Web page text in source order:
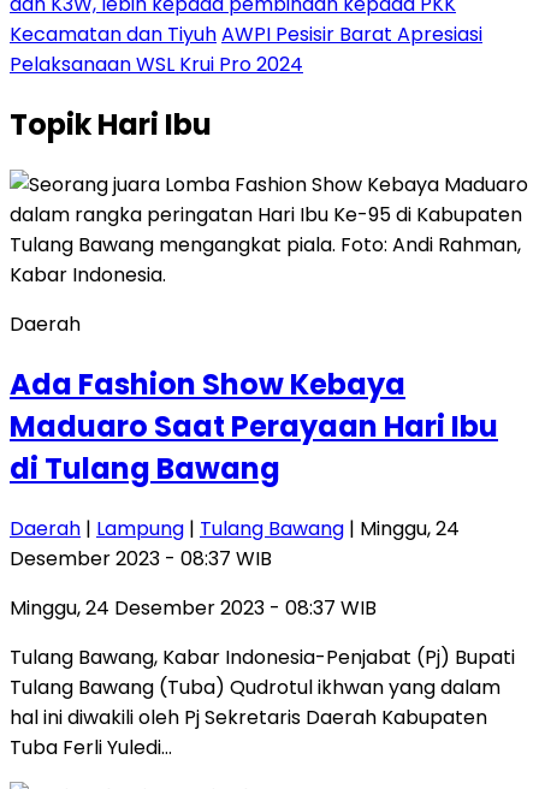
Kecamatan dan TiyuhAWPI Pesisir Barat Apresiasi
Pelaksanaan WSL Krui Pro 2024
TopikHari Ibu
Daerah
Ada Fashion Show Kebaya
Maduaro Saat Perayaan Hari Ibu
di Tulang Bawang
Daerah | Lampung | Tulang Bawang | Minggu, 24
Desember 2023 - 08:37 WIB
Minggu, 24 Desember 2023 - 08:37 WIB
Tulang Bawang, Kabar Indonesia-Penjabat (Pj) Bupati
Tulang Bawang (Tuba) Qudrotul ikhwan yang dalam
hal ini diwakili oleh Pj Sekretaris Daerah Kabupaten
Tuba Ferli Yuledi…